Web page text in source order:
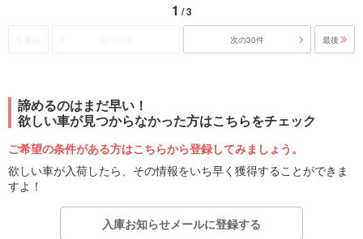
1 / 3
次の30件 最後
諦めるのはまだ早い！
欲しい車が見つからなかった方はこちらをチェック
ご希望の条件がある方はこちらから登録してみましょう。
欲しい車が入荷したら、その情報をいち早く獲得することができま
すよ！
入庫お知らせメールに登録する